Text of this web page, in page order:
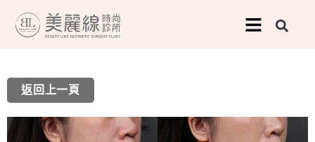
要
內
容
返回上一頁